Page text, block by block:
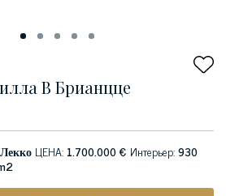
В Брианцце
ЦЕНА: 1.700.000 € Интерьер:930